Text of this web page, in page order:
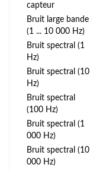
capteur
Bruit large bande
(1 ... 10 000 Hz)
Bruit spectral (1
Hz)
Bruit spectral (10
Hz)
Bruit spectral
(100 Hz)
Bruit spectral (1
000 Hz)
Bruit spectral (10
000 Hz)